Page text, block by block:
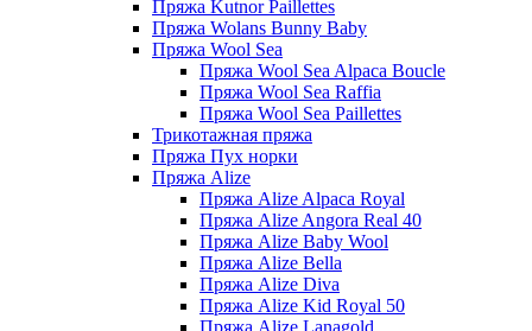
Пряжа Kutnor Paillettes
Пряжа Wolans Bunny Baby
Пряжа Wool Sea
Пряжа Wool Sea Alpaca Boucle
Пряжа Wool Sea Raffia
Пряжа Wool Sea Paillettes
Трикотажная пряжа
Пряжа Пух норки
Пряжа Alize
Пряжа Alize Alpaca Royal
Пряжа Alize Angora Real 40
Пряжа Alize Baby Wool
Пряжа Alize Bella
Пряжа Alize Diva
Пряжа Alize Kid Royal 50
Пряжа Alize Lanagold